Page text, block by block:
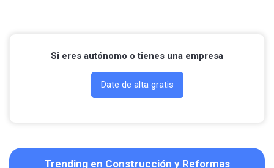
Si eres autónomo o tienes una empresa
Date de alta gratis
Trending en Construcción y Reformas